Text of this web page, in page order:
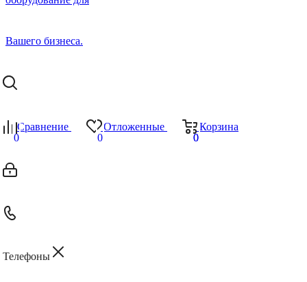
Сравнение
0
Отложенные
0
Корзина
0
0
Телефоны